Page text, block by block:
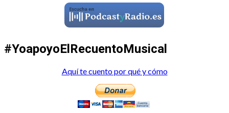
#YoapoyoElRecuentoMusical
Aquí te cuento por qué y cómo